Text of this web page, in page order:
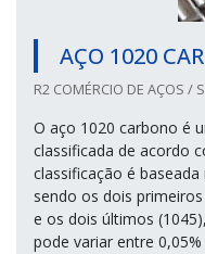
AÇO 1020
R2 COMÉRCIO DE AÇOS /
O aço 1020 carbono é
classificada de acordo
classificação é
sendo os dois
e os dois últimos
pode variar entre